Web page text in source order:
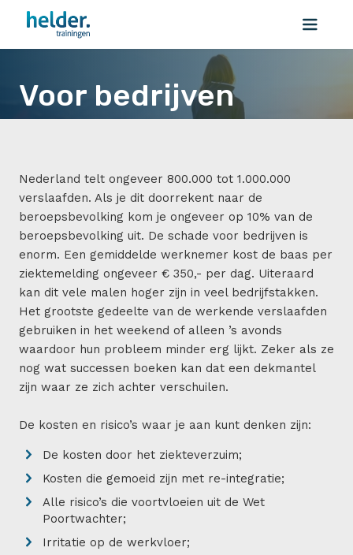
Voor bedrijven
Nederland telt ongeveer 800.000 tot 1.000.000
verslaafden. Als je dit doorrekent naar de
beroepsbevolking kom je ongeveer op 10% van de
beroepsbevolking uit. De schade voor bedrijven is
enorm. Een gemiddelde werknemer kost de baas per
ziektemelding ongeveer € 350,- per dag. Uiteraard
kan dit vele malen hoger zijn in veel bedrijfstakken.
Het grootste gedeelte van de werkende verslaafden
gebruiken in het weekend of alleen ’s avonds
waardoor hun probleem minder erg lijkt. Zeker als ze
nog wat successen boeken kan dat een dekmantel
zijn waar ze zich achter verschuilen.
De kosten en risico’s waar je aan kunt denken zijn:
De kosten door het ziekteverzuim;
Kosten die gemoeid zijn met re-integratie;
Alle risico’s die voortvloeien uit de Wet
Poortwachter;
Irritatie op de werkvloer;